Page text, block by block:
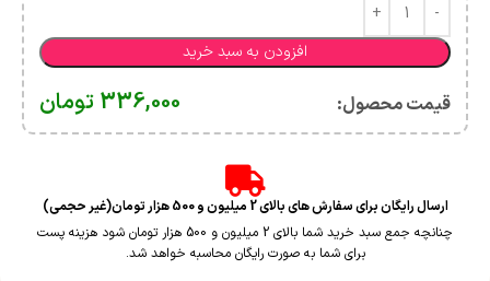
افزودن به سبد خرید
قیمت محصول:​ 336,000 تومان
ارسال رایگان برای سفارش های بالای 2 میلیون و 500 هزار تومان(غیر حجمی)
چنانچه جمع سبد خرید شما بالای 2 میلیون و 500 هزار تومان شود هزینه پست
برای شما به صورت رایگان محاسبه خواهد شد.